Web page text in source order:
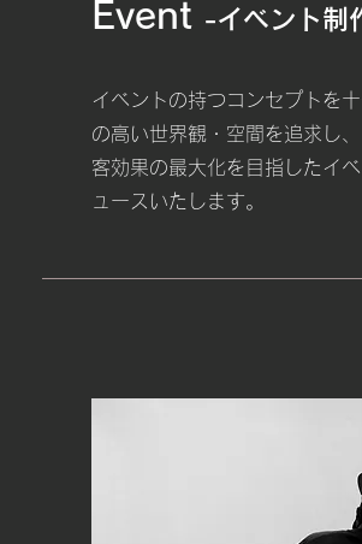
Event -イベント制
イベントの持つコンセプトを
の高い世界観・空間を追求し
客効果の最大化を目指したイ
ュースいたします。